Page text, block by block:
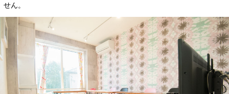
せん。